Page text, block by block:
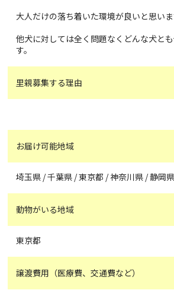
大人だけの落ち着いた環境が良いと思いま
他犬に対しては全く問題なくどんな犬と
す。
里親募集する理由
お届け可能地域
埼玉県 / 千葉県 / 東京都 / 神奈川県 / 静岡県
動物がいる地域
東京都
譲渡費用（医療費、交通費など）